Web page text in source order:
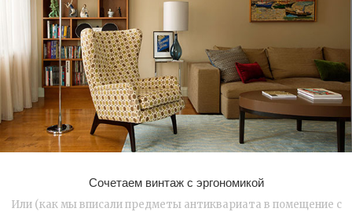
Сочетаем винтаж с эргономикой
Или (как мы вписали предметы антиквариата в помещение с